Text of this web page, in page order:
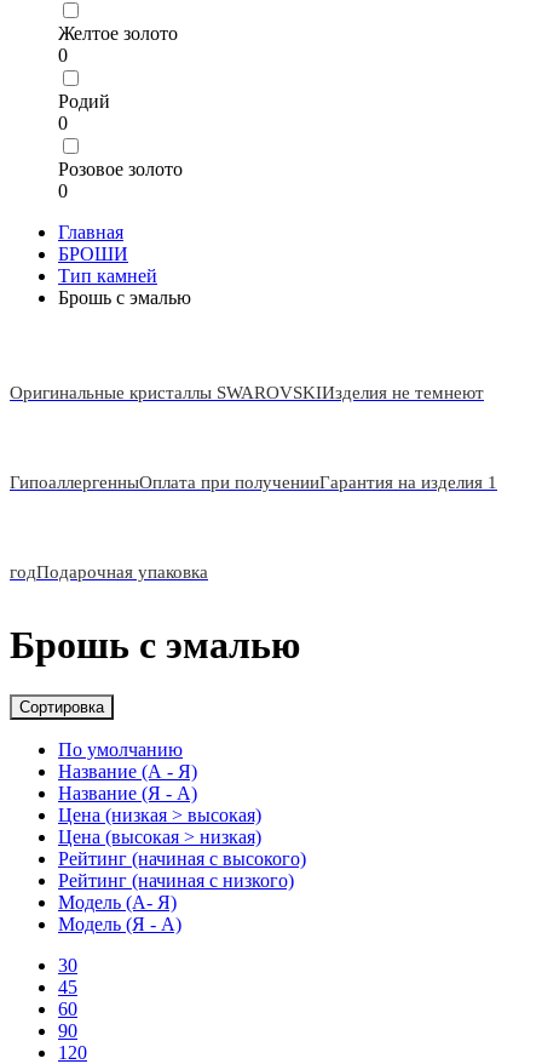
Желтое золото
0
Родий
0
Розовое золото
0
Главная
БРОШИ
Тип камней
Брошь с эмалью
Оригинальные кристаллы SWAROVSKIИзделия не темнеют
ГипоаллергенныОплата при полученииГарантия на изделия 1
годПодарочная упаковка
Брошь с эмалью
Сортировка
По умолчанию
Название (А - Я)
Название (Я - А)
Цена (низкая > высокая)
Цена (высокая > низкая)
Рейтинг (начиная с высокого)
Рейтинг (начиная с низкого)
Модель (А- Я)
Модель (Я - А)
30
45
60
90
120